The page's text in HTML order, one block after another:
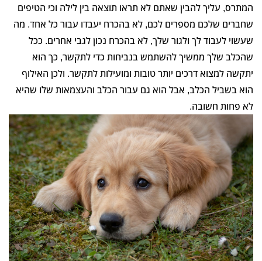
המתרס, עליך להבין שאתם לא תראו תוצאה בין לילה וכי הטיפים
שחברים שלכם מספרים לכם, לא בהכרח יעבדו עבור כל אחד. מה
שעשוי לעבוד לך ולגור שלך, לא בהכרח נכון לגבי אחרים. ככל
שהכלב שלך ממשיך להשתמש בנביחות כדי לתקשר, כך הוא
יתקשה למצוא דרכים יותר טובות ומועילות לתקשר. ולכן האילוף
הוא בשביל הכלב, אבל הוא גם עבור הכלב והעצמאות שלו שהיא
לא פחות חשובה.